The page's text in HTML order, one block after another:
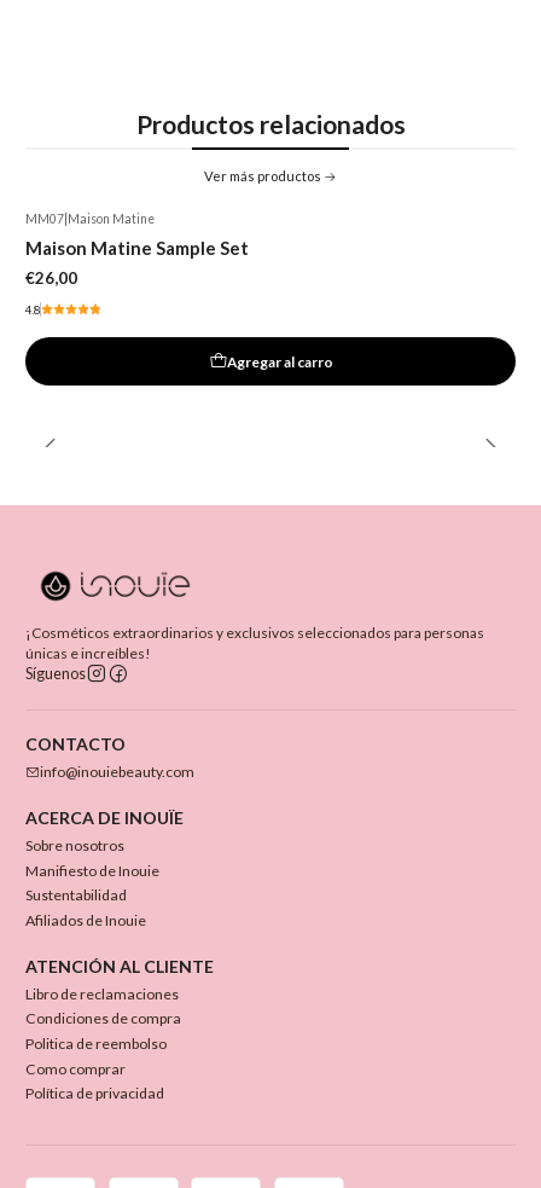
Productos relacionados
Ver más productos
MM07 Maison Matine
Maison Matine Sample Set
€26,00
4.8
Agregar al carro
¡Cosméticos extraordinarios y exclusivos seleccionados para personas
únicas e increíbles!
Síguenos
CONTACTO
info@inouiebeauty.com
ACERCA DE INOUÏE
Sobre nosotros
Manifiesto de Inouie
Sustentabilidad
Afiliados de Inouie
ATENCIÓN AL CLIENTE
Libro de reclamaciones
Condiciones de compra
Politica de reembolso
Como comprar
Política de privacidad